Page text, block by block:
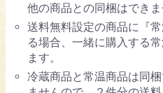
他の商品との同梱はできま
送料無料設定の商品に『
る場合、一緒に購入する
ます。
冷蔵商品と常温商品は同